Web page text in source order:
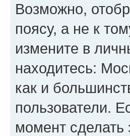
Возможно,
поясу, а не к
измените в
находитесь:
как и
пользователи.
момент сделать